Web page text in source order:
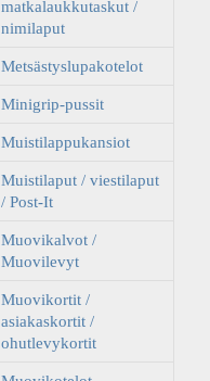
matkalaukkutaskut /
nimilaput
Metsästyslupakotelot
Minigrip-pussit
Muistilappukansiot
Muistilaput / viestilaput
/ Post-It
Muovikalvot /
Muovilevyt
Muovikortit /
asiakaskortit /
ohutlevykortit